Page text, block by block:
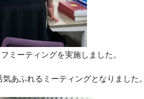
ミーティングを実施しました。
あふれるミーティングとなりました。